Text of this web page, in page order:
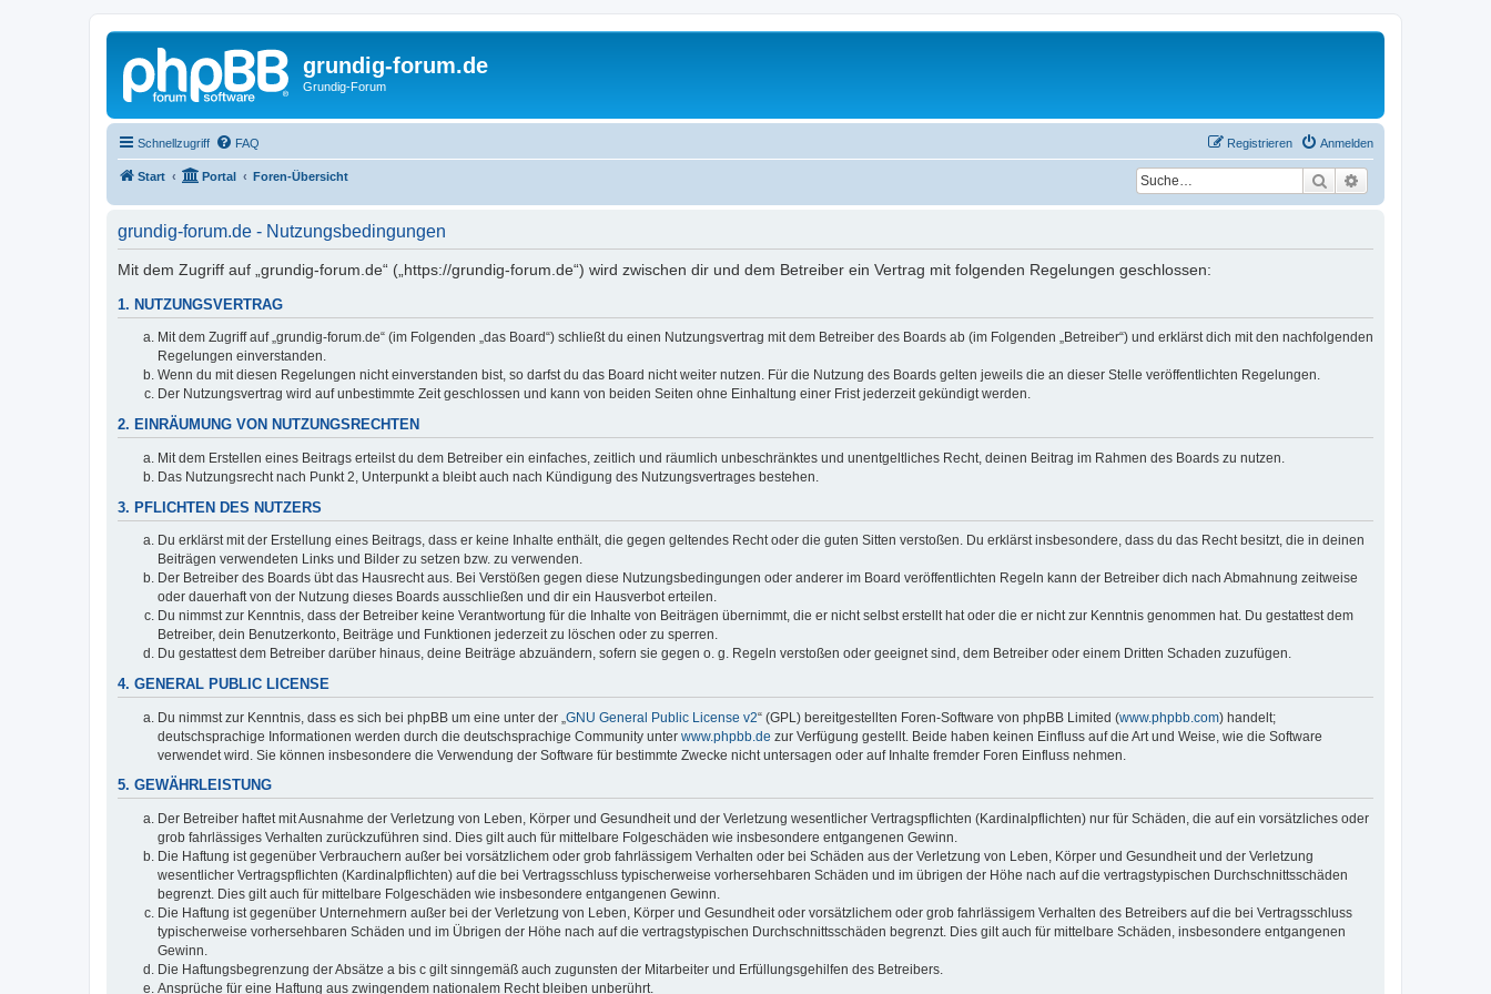
grundig-forum.de
Grundig-Forum
Schnellzugriff FAQ Anmelden
Registrieren
Start Portal Foren-Übersicht Suche
grundig-forum.de - Nutzungsbedingungen
Mit dem Zugriff auf „grundig-forum.de“ („https://grundig-forum.de“) wird zwischen dir und dem Betreiber ein Vertrag mit folgenden Regelungen geschlossen:
1. NUTZUNGSVERTRAG
Mit dem Zugriff auf „grundig-forum.de“ (im Folgenden „das Board“) schließt du einen Nutzungsvertrag mit dem Betreiber des Boards ab (im Folgenden „Betreiber“) und erklärst dich mit den nachfolgenden
Regelungen einverstanden.
Wenn du mit diesen Regelungen nicht einverstanden bist, so darfst du das Board nicht weiter nutzen. Für die Nutzung des Boards gelten jeweils die an dieser Stelle veröffentlichten Regelungen.
Der Nutzungsvertrag wird auf unbestimmte Zeit geschlossen und kann von beiden Seiten ohne Einhaltung einer Frist jederzeit gekündigt werden.
2. EINRÄUMUNG VON NUTZUNGSRECHTEN
Mit dem Erstellen eines Beitrags erteilst du dem Betreiber ein einfaches, zeitlich und räumlich unbeschränktes und unentgeltliches Recht, deinen Beitrag im Rahmen des Boards zu nutzen.
Das Nutzungsrecht nach Punkt 2, Unterpunkt a bleibt auch nach Kündigung des Nutzungsvertrages bestehen.
3. PFLICHTEN DES NUTZERS
Du erklärst mit der Erstellung eines Beitrags, dass er keine Inhalte enthält, die gegen geltendes Recht oder die guten Sitten verstoßen. Du erklärst insbesondere, dass du das Recht besitzt, die in deinen
Beiträgen verwendeten Links und Bilder zu setzen bzw. zu verwenden.
Der Betreiber des Boards übt das Hausrecht aus. Bei Verstößen gegen diese Nutzungsbedingungen oder anderer im Board veröffentlichten Regeln kann der Betreiber dich nach Abmahnung zeitweise
oder dauerhaft von der Nutzung dieses Boards ausschließen und dir ein Hausverbot erteilen.
Du nimmst zur Kenntnis, dass der Betreiber keine Verantwortung für die Inhalte von Beiträgen übernimmt, die er nicht selbst erstellt hat oder die er nicht zur Kenntnis genommen hat. Du gestattest dem
Betreiber, dein Benutzerkonto, Beiträge und Funktionen jederzeit zu löschen oder zu sperren.
Du gestattest dem Betreiber darüber hinaus, deine Beiträge abzuändern, sofern sie gegen o. g. Regeln verstoßen oder geeignet sind, dem Betreiber oder einem Dritten Schaden zuzufügen.
4. GENERAL PUBLIC LICENSE
Du nimmst zur Kenntnis, dass es sich bei phpBB um eine unter der „ GNU General Public License v2“ (GPL) bereitgestellten Foren-Software von phpBB Limited (www.phpbb.com) handelt;
deutschsprachige Informationen werden durch die deutschsprachige Community unter www.phpbb.de zur Verfügung gestellt. Beide haben keinen Einfluss auf die Art und Weise, wie die Software
verwendet wird. Sie können insbesondere die Verwendung der Software für bestimmte Zwecke nicht untersagen oder auf Inhalte fremder Foren Einfluss nehmen.
5. GEWÄHRLEISTUNG
Der Betreiber haftet mit Ausnahme der Verletzung von Leben, Körper und Gesundheit und der Verletzung wesentlicher Vertragspflichten (Kardinalpflichten) nur für Schäden, die auf ein vorsätzliches oder
grob fahrlässiges Verhalten zurückzuführen sind. Dies gilt auch für mittelbare Folgeschäden wie insbesondere entgangenen Gewinn.
Die Haftung ist gegenüber Verbrauchern außer bei vorsätzlichem oder grob fahrlässigem Verhalten oder bei Schäden aus der Verletzung von Leben, Körper und Gesundheit und der Verletzung
wesentlicher Vertragspflichten (Kardinalpflichten) auf die bei Vertragsschluss typischerweise vorhersehbaren Schäden und im übrigen der Höhe nach auf die vertragstypischen Durchschnittsschäden
begrenzt. Dies gilt auch für mittelbare Folgeschäden wie insbesondere entgangenen Gewinn.
Die Haftung ist gegenüber Unternehmern außer bei der Verletzung von Leben, Körper und Gesundheit oder vorsätzlichem oder grob fahrlässigem Verhalten des Betreibers auf die bei Vertragsschluss
typischerweise vorhersehbaren Schäden und im Übrigen der Höhe nach auf die vertragstypischen Durchschnittsschäden begrenzt. Dies gilt auch für mittelbare Schäden, insbesondere entgangenen
Gewinn.
Die Haftungsbegrenzung der Absätze a bis c gilt sinngemäß auch zugunsten der Mitarbeiter und Erfüllungsgehilfen des Betreibers.
Ansprüche für eine Haftung aus zwingendem nationalem Recht bleiben unberührt.